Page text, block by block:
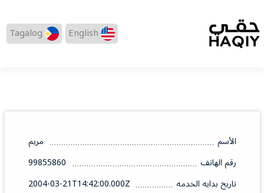
English
Tagalog
الأسم
مريم
رقم الهاتف
99855860
تاريخ بدايه الخدمه
2004-03-21T14:42:00.000Z